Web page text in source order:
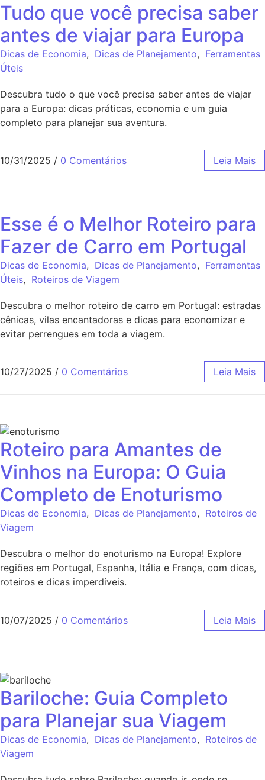
Tudo que você precisa saber
antes de viajar para Europa
Dicas de Economia, Dicas de Planejamento, Ferramentas
Úteis
Descubra tudo o que você precisa saber antes de viajar
para a Europa: dicas práticas, economia e um guia
completo para planejar sua aventura.
10/31/2025 / 0 Comentários Leia Mais
Esse é o Melhor Roteiro para
Fazer de Carro em Portugal
Dicas de Economia, Dicas de Planejamento, Ferramentas
Úteis, Roteiros de Viagem
Descubra o melhor roteiro de carro em Portugal: estradas
cênicas, vilas encantadoras e dicas para economizar e
evitar perrengues em toda a viagem.
10/27/2025 / 0 Comentários Leia Mais
Roteiro para Amantes de
Vinhos na Europa: O Guia
Completo de Enoturismo
Dicas de Economia, Dicas de Planejamento, Roteiros de
Viagem
Descubra o melhor do enoturismo na Europa! Explore
regiões em Portugal, Espanha, Itália e França, com dicas,
roteiros e dicas imperdíveis.
10/07/2025 / 0 Comentários Leia Mais
Bariloche: Guia Completo
para Planejar sua Viagem
Dicas de Economia, Dicas de Planejamento, Roteiros de
Viagem